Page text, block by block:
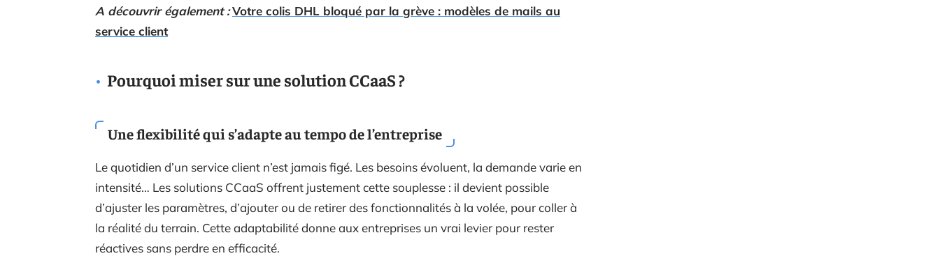
A découvrir également :Votre colis DHL bloqué par la grève : modèles de mails au
service client
Pourquoi miser sur une solution CCaaS ?
Une flexibilité qui s’adapte au tempo de l’entreprise
Le quotidien d’un service client n’est jamais figé. Les besoins évoluent, la demande varie en
intensité… Les solutions CCaaS offrent justement cette souplesse : il devient possible
d’ajuster les paramètres, d’ajouter ou de retirer des fonctionnalités à la volée, pour coller à
la réalité du terrain. Cette adaptabilité donne aux entreprises un vrai levier pour rester
réactives sans perdre en efficacité.